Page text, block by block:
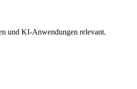
und KI-Anwendungen relevant.